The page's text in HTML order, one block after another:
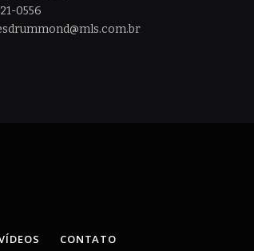
0556
CONTATO